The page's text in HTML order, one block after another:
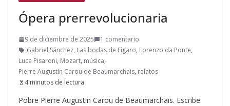
Ópera prerrevolucionaria
9 de diciembre de 2025
1 comentario
Gabriel Sánchez, Las bodas de Fígaro, Lorenzo da Ponte,
Luca Pisaroni, Mozart, música,
Pierre Augustin Carou de Beaumarchais, relatos
4 minutos de lectura
Pobre Pierre Augustin Carou de Beaumarchais. Escribe